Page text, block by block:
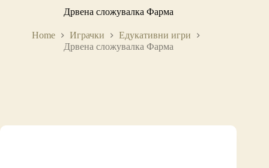
Дрвена сложувалка Фарма
Home Играчки
Едукативни игри
Дрвена сложувалка Фарма